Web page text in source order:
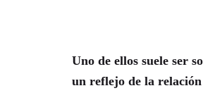
Uno de ellos suele ser
un reflejo de la